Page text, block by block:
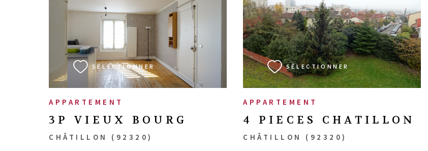
APPARTEMENT
3P VIEUX BOURG
CHÂTILLON (92320)
SÉLECTIONNER
VOIR LE BIEN
APPARTEMENT
4 PIECES CHATILLON
CHÂTILLON (92320)
SÉLECTIONNER
VOIR LE BIEN